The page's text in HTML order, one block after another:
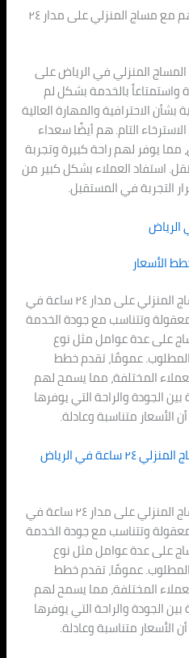
آراء وتقييمات الزبائن حول تجربتهم مع مساج المنزلي على مدار ٢٤
المنزلي في الرياض على
واستمتاعاً بالخدمة بشكل لم
بشأن الاحترافية والمهارة العالية
التام. هم أيضًا سعداء
يوفر لهم راحة كبيرة وتجربة
استفاد العملاء بشكل كبير من
التجربة في المستقبل.
الأسعار
عند النظر إلى تكلفة جلسات المساج المنزلي على مدار ٢٤ ساعة في
معقولة وتتناسب مع جودة الخدمة
على عدة عوامل مثل نوع
عمومًا، تقدم خطط
المختلفة، مما يسمح لهم
بين الجودة والراحة التي يوفرها
الأسعار متناسبة وعادلة.
ملخص وتوجيهات أخيرة حول مساج المنزلي ٢٤ ساعة في الرياض
عند النظر إلى تكلفة جلسات المساج المنزلي على مدار ٢٤ ساعة في
معقولة وتتناسب مع جودة الخدمة
على عدة عوامل مثل نوع
عمومًا، تقدم خطط
المختلفة، مما يسمح لهم
بين الجودة والراحة التي يوفرها
الأسعار متناسبة وعادلة.